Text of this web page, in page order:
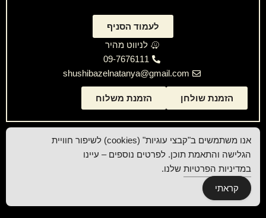
לעמוד הסניף
לניווט מהיר
09-7676111
shushibazelnatanya@gmail.com
הזמנת שולחן הזמנת משלוח
אנו משתמשים ב"קבצי עוגיות" (cookies) לשיפור חוויית
הגלישה והתאמת תוכן. לפרטים נוספים – עיינו
במדיניות הפרטיות שלנו.
קראתי